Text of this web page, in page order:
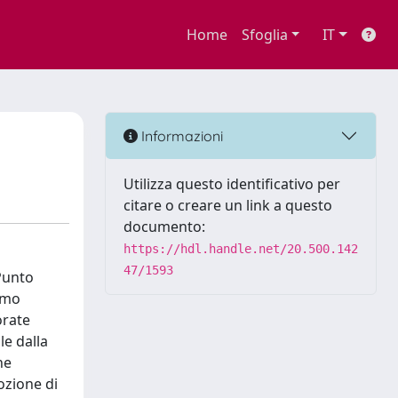
Home Sfoglia IT
dalla
di
Informazioni
Utilizza questo identificativo per
citare o creare un link a questo
documento:
https://hdl.handle.net/20.500.142
47/1593